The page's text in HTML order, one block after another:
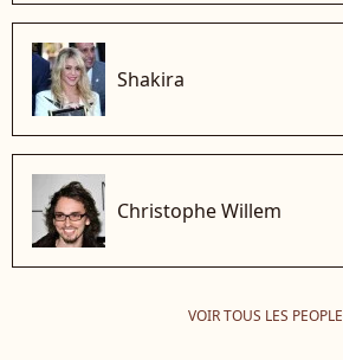
Shakira
Christophe Willem
VOIR TOUS LES PEOPLE